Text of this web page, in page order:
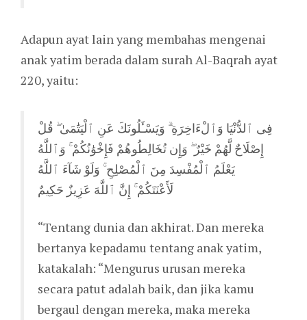
Adapun ayat lain yang membahas mengenai
anak yatim berada dalam surah Al-Baqrah ayat
220, yaitu:
فِى ٱلدُّنْيَا وَٱلْءَاخِرَةِ ۗ وَيَسْـَٔلُونَكَ عَنِ ٱلْيَتَٰمَىٰ ۖ قُلْ
إِصْلَاحٌ لَّهُمْ خَيْرٌ ۖ وَإِن تُخَالِطُوهُمْ فَإِخْوَٰنُكُمْ ۚ وَٱللَّهُ
يَعْلَمُ ٱلْمُفْسِدَ مِنَ ٱلْمُصْلِحِ ۚ وَلَوْ شَآءَ ٱللَّهُ
لَأَعْنَتَكُمْ ۚ إِنَّ ٱللَّهَ عَزِيزٌ حَكِيمٌ
“Tentang dunia dan akhirat. Dan mereka
bertanya kepadamu tentang anak yatim,
katakalah: “Mengurus urusan mereka
secara patut adalah baik, dan jika kamu
bergaul dengan mereka, maka mereka